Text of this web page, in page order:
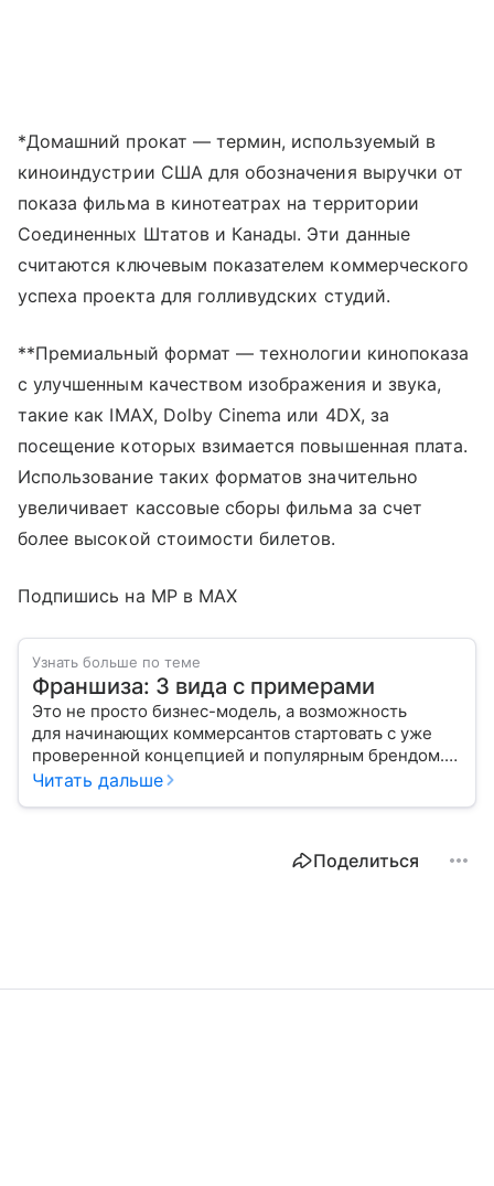
*Домашний прокат — термин, используемый в
киноиндустрии США для обозначения выручки от
показа фильма в кинотеатрах на территории
Соединенных Штатов и Канады. Эти данные
считаются ключевым показателем коммерческого
успеха проекта для голливудских студий.
**Премиальный формат — технологии кинопоказа
с улучшенным качеством изображения и звука,
такие как IMAX, Dolby Cinema или 4DX, за
посещение которых взимается повышенная плата.
Использование таких форматов значительно
увеличивает кассовые сборы фильма за счет
более высокой стоимости билетов.
Подпишись на MP в MAX
Узнать больше по теме
Франшиза: 3 вида с примерами
Это не просто бизнес-модель, а возможность
для начинающих коммерсантов стартовать с уже
проверенной концепцией и популярным брендом.
Речь идет о франшизе. Подробнее в материале —
Читать дальше
Поделиться